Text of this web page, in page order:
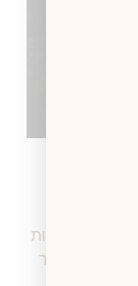
ששיתפה
מתוסכלת בגלל שחברות
חשבה שמדובר